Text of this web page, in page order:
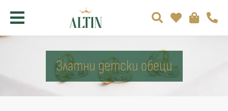
Златни детски обеци